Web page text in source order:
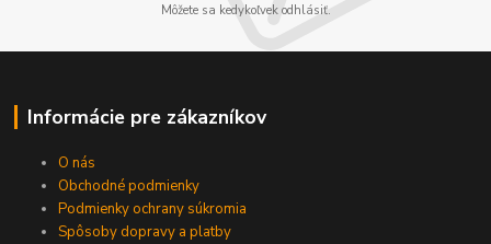
Môžete sa kedykoľvek odhlásiť.
Informácie pre zákazníkov
O nás
Obchodné podmienky
Podmienky ochrany súkromia
Spôsoby dopravy a platby